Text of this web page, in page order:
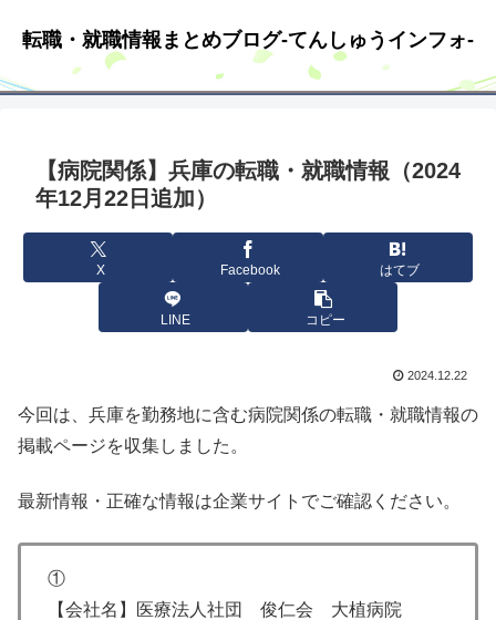
転職・就職情報まとめブログ-てんしゅうインフォ-
【病院関係】兵庫の転職・就職情報（2024
年12月22日追加）
X Facebook はてブ
LINE コピー
2024.12.22
今回は、兵庫を勤務地に含む病院関係の転職・就職情報の
掲載ページを収集しました。
最新情報・正確な情報は企業サイトでご確認ください。
①
【会社名】医療法人社団 俊仁会 大植病院